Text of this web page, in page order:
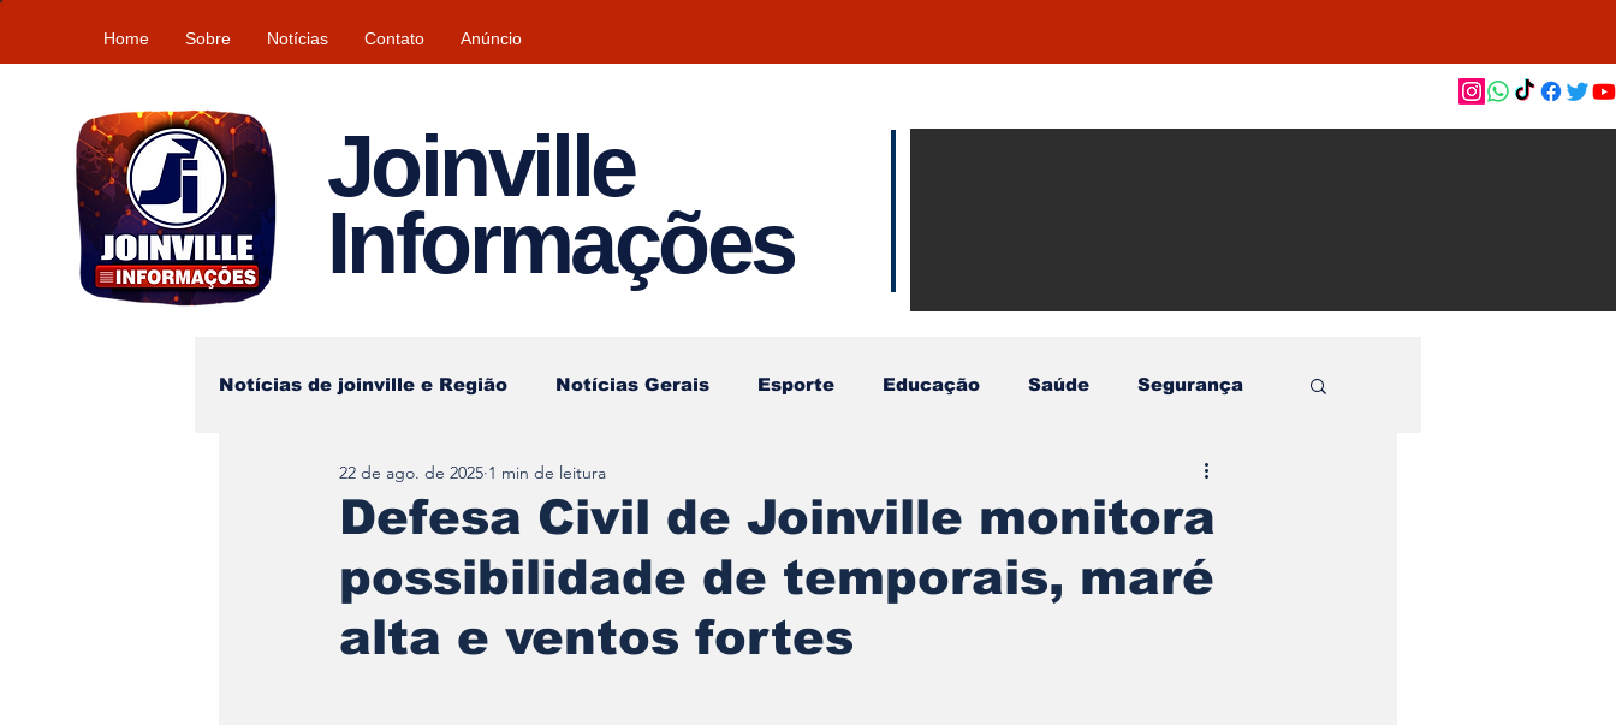
Home Sobre Notícias Contato Anúncio
Joinville
Informações
Notícias de joinville e Região Notícias Gerais Esporte Educação Saúde Segurança
Tempo\clima
Defesa Civil de Joinville monitora
possibilidade de temporais, maré
alta e ventos fortes
22 de ago. de 2025 1 min de leitura